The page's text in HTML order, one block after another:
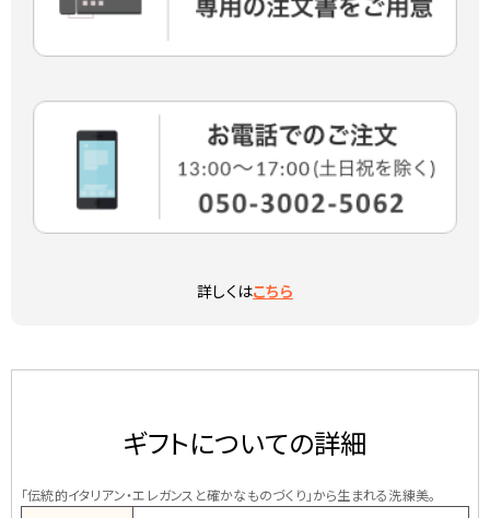
詳しくはこちら
ギフトについての詳細
「伝統的イタリアン・エレガンスと確かなものづくり」から生まれる洗練美。